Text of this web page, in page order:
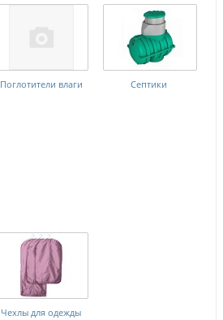
Поглотители влаги Септики
Чехлы для одежды